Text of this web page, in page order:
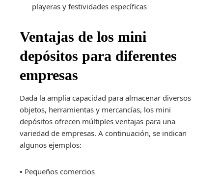
playeras y festividades específicas
Ventajas de los mini
depósitos para diferentes
empresas
Dada la amplia capacidad para almacenar diversos
objetos, herramientas y mercancías, los mini
depósitos ofrecen múltiples ventajas para una
variedad de empresas. A continuación, se indican
algunos ejemplos:
• Pequeños comercios